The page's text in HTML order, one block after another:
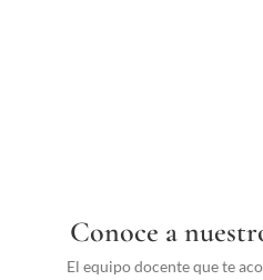
Conoce a
El equipo docente que te